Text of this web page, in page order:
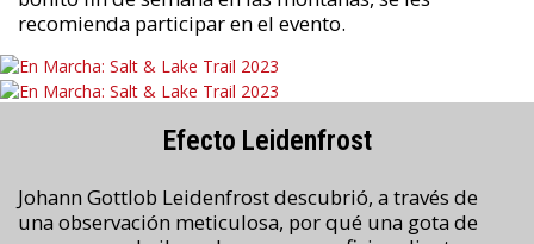
recomienda participar en el evento.
Efecto Leidenfrost
Johann Gottlob Leidenfrost descubrió, a través de
una observación meticulosa, por qué una gota de